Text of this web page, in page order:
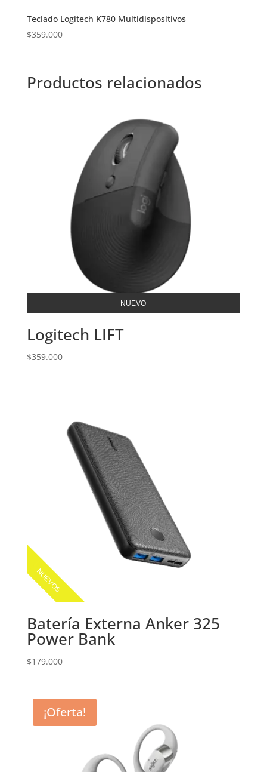
Teclado Logitech K780 Multidispositivos
$359.000
Productos relacionados
NUEVO
Logitech LIFT
$359.000
NUEVOS
Batería Externa Anker 325
Power Bank
$179.000
¡Oferta!